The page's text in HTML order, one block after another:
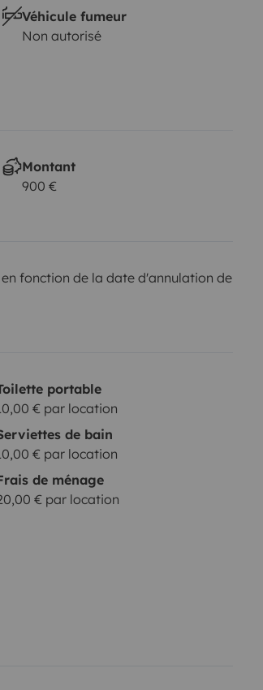
Véhicule fumeur
Non autorisé
Montant
900 €
fonction de la date d'annulation de
portable
€ par location
de bain
€ par location
de ménage
€ par location